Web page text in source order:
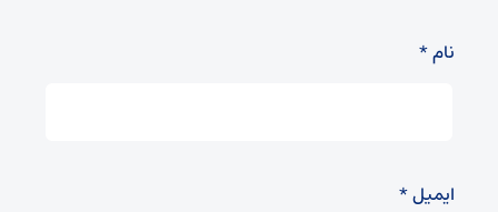
نام*
ایمیل*